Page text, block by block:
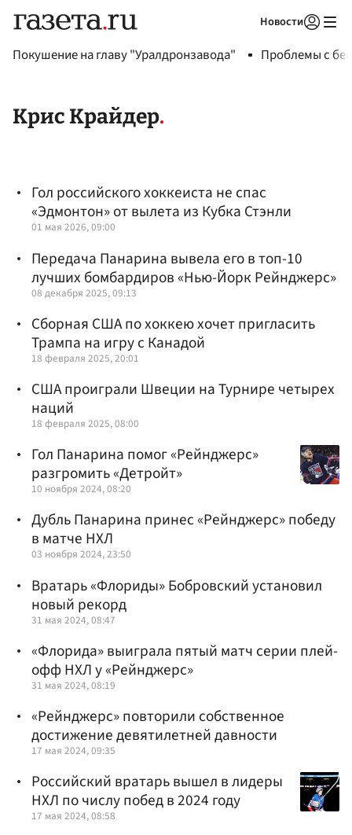
Новости
Покушение на главу "Уралдронзавода" Проблемы с
Крис Крайдер
Гол российского хоккеиста не спас
«Эдмонтон» от вылета из Кубка Стэнли
01 мая 2026, 09:00
Передача Панарина вывела его в топ-10
лучших бомбардиров «Нью-Йорк Рейнджерс»
08 декабря 2025, 09:13
Сборная США по хоккею хочет пригласить
Трампа на игру с Канадой
18 февраля 2025, 20:01
США проиграли Швеции на Турнире четырех
наций
18 февраля 2025, 08:00
Гол Панарина помог «Рейнджерс»
разгромить «Детройт»
10 ноября 2024, 08:20
Дубль Панарина принес «Рейнджерс» победу
в матче НХЛ
03 ноября 2024, 23:50
Вратарь «Флориды» Бобровский установил
новый рекорд
31 мая 2024, 08:47
«Флорида» выиграла пятый матч серии плей-
офф НХЛ у «Рейнджерс»
31 мая 2024, 08:19
«Рейнджерс» повторили собственное
достижение девятилетней давности
17 мая 2024, 09:35
Российский вратарь вышел в лидеры
НХЛ по числу побед в 2024 году
17 мая 2024, 08:58